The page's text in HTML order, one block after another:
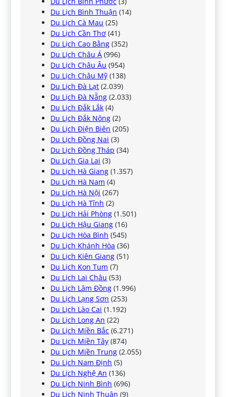
Du Lịch Bình Thuận (14)
Du Lịch Cà Mau (25)
Du Lịch Cần Thơ (41)
Du Lịch Cao Bằng (352)
Du Lịch Châu Á (996)
Du Lịch Châu Âu (954)
Du Lịch Châu Mỹ (138)
Du Lịch Đà Lạt (2.039)
Du Lịch Đà Nẵng (2.033)
Du Lịch Đắk Lắk (4)
Du Lịch Đắk Nông (2)
Du Lịch Điện Biên (205)
Du Lịch Đồng Nai (3)
Du Lịch Đồng Tháp (34)
Du Lịch Gia Lai (3)
Du Lịch Hà Giang (1.357)
Du Lịch Hà Nam (4)
Du Lịch Hà Nội (267)
Du Lịch Hà Tĩnh (2)
Du Lịch Hải Phòng (1.501)
Du Lịch Hậu Giang (16)
Du Lịch Hòa Bình (545)
Du Lịch Khánh Hòa (36)
Du Lịch Kiên Giang (51)
Du Lịch Kon Tum (7)
Du Lịch Lai Châu (53)
Du Lịch Lâm Đồng (1.996)
Du Lịch Lạng Sơn (253)
Du Lịch Lào Cai (1.192)
Du Lịch Long An (22)
Du Lịch Miền Bắc (6.271)
Du Lịch Miền Tây (874)
Du Lịch Miền Trung (2.055)
Du Lịch Nam Định (5)
Du Lịch Nghệ An (136)
Du Lịch Ninh Bình (696)
Du Lịch Ninh Thuận (9)